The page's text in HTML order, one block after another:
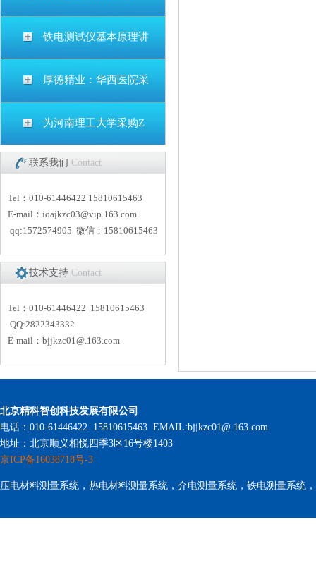
铁电测试仪基本原理讲
厚德精业：华西医院采
为河南理工大学采购Z
联系我们 Contact
Tel：010-61446422 15810615463
E-mail： ioajkzc03@vip.163.com
qq:1572574905 微信：15810615463
技术支持 Contact
Tel：010-61446422 15810615463
QQ:2822343332
E-mail： bjjkzc01@.163.com
北京精科智创科技发展有限公司
电话：010-61446422 15810615463 EMAIL:bjjkzc01@.163.com
地址：北京顺义相悦四季3区16号楼1403
京ICP备16038718号-3
压电材料测量系统，热电材料测量系统，介电测量系统，铁电测量系统